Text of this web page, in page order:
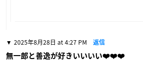
2025年8月28日 at 4:27 PM 返信
無一郎と善逸が好きいいいい❤️❤️❤️